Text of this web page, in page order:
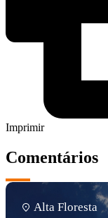
Imprimir
Comentários
Alta Floresta